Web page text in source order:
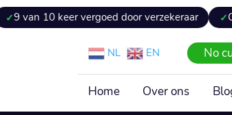
vergoed door verzekeraar GRATIS
NL EN No
Home Over ons